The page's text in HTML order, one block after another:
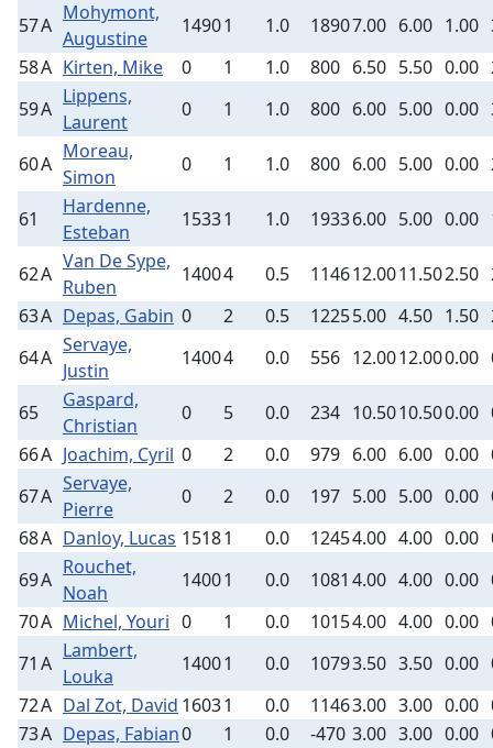
57A
Mohymont,
Augustine
14901 1.0 18907.00 6.00 1.00
58A Kirten, Mike 0 1 1.0 800 6.50 5.50 0.00
59A
Lippens,
Laurent
0 1 1.0 800 6.00 5.00 0.00
60A
Moreau,
Simon
0 1 1.0 800 6.00 5.00 0.00
61
Hardenne,
Esteban
15331 1.0 19336.00 5.00 0.00
62A
Van De Sype,
Ruben
14004 0.5 114612.0011.502.50
63A Depas, Gabin 0 2 0.5 12255.00 4.50 1.50
64A
Servaye,
Justin
14004 0.0 556 12.0012.000.00
65
Gaspard,
Christian
0 5 0.0 234 10.5010.500.00
66A Joachim, Cyril 0 2 0.0 979 6.00 6.00 0.00
67A
Servaye,
Pierre
0 2 0.0 197 5.00 5.00 0.00
68A Danloy, Lucas 15181 0.0 12454.00 4.00 0.00
69A
Rouchet,
Noah
14001 0.0 1081 4.00 4.00 0.00
70A Michel, Youri 0 1 0.0 10154.00 4.00 0.00
71 A
Lambert,
Louka
14001 0.0 10793.50 3.50 0.00
72A Dal Zot, David 16031 0.0 11463.00 3.00 0.00
73A Depas, Fabian0 1 0.0 -470 3.00 3.00 0.00